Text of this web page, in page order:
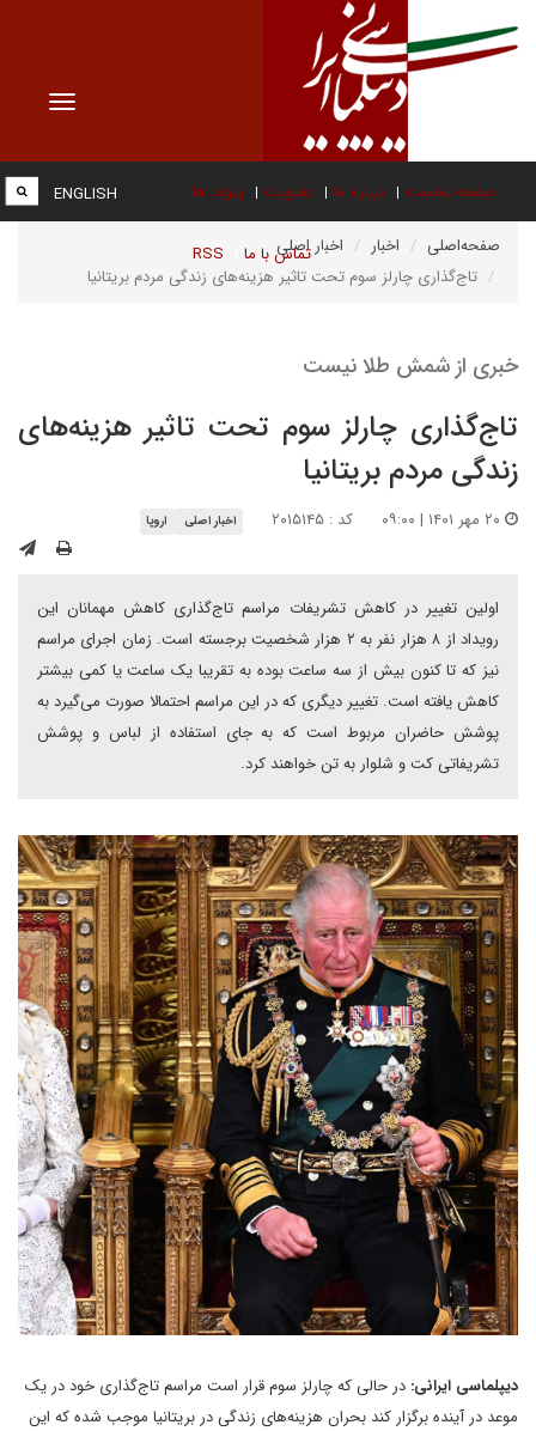
Toggle
صفحه نخست درباره ما عضویت پیوند ها
تماس با ما RSS
ENGLISH
صفحه‌اصلی اخبار
اخبار اصلی
تاج‌گذاری چارلز سوم تحت تاثیر هزینه‌های زندگی مردم بریتانیا
خبری از شمش طلا نیست
تاج‌گذاری چارلز سوم تحت تاثیر هزینه‌های
زندگی مردم بریتانیا
کد : ۲۰۱۵۱۴۵ اخبار اصلی اروپا
اولین تغییر در کاهش تشریفات مراسم تاج‌گذاری کاهش مهمانان این
رویداد از ۸ هزار نفر به ۲ هزار شخصیت برجسته است. زمان اجرای مراسم
نیز که تا کنون بیش از سه ساعت بوده به تقریبا یک ساعت یا کمی بیشتر
کاهش یافته است. تغییر دیگری که در این مراسم احتمالا صورت می‌گیرد به
پوشش حاضران مربوط است که به جای استفاده از لباس و پوشش
تشریفاتی کت و شلوار به تن خواهند کرد.
دیپلماسی ایرانی: در حالی که چارلز سوم قرار است مراسم تاج‌گذاری خود در یک
موعد در آینده برگزار کند بحران هزینه‌های زندگی در بریتانیا موجب شده که این